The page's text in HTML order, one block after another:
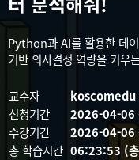
Python과 AI를 활용한 데
기반 의사결정 역량을 키우
교수자
koscomedu
신청기간
2026-04-06
수강기간
2026-04-06
총 학습시간 06:23:53 (